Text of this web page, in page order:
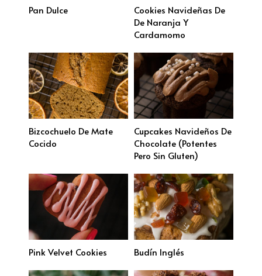
Pan Dulce
Cookies Navideñas De
De Naranja Y
Cardamomo
Bizcochuelo De Mate
Cocido
Cupcakes Navideños De
Chocolate (potentes
Pero Sin Gluten)
Pink Velvet Cookies Budín Inglés